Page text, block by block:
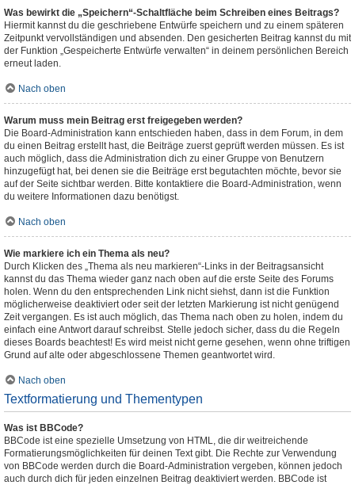
Was bewirkt die „Speichern“-Schaltfläche beim Schreiben eines Beitrags?
Hiermit kannst du die geschriebene Entwürfe speichern und zu einem späteren
Zeitpunkt vervollständigen und absenden. Den gesicherten Beitrag kannst du mit
der Funktion „Gespeicherte Entwürfe verwalten“ in deinem persönlichen Bereich
erneut laden.
Nach oben
Warum muss mein Beitrag erst freigegeben werden?
Die Board-Administration kann entschieden haben, dass in dem Forum, in dem
du einen Beitrag erstellt hast, die Beiträge zuerst geprüft werden müssen. Es ist
auch möglich, dass die Administration dich zu einer Gruppe von Benutzern
hinzugefügt hat, bei denen sie die Beiträge erst begutachten möchte, bevor sie
auf der Seite sichtbar werden. Bitte kontaktiere die Board-Administration, wenn
du weitere Informationen dazu benötigst.
Nach oben
Wie markiere ich ein Thema als neu?
Durch Klicken des „Thema als neu markieren“-Links in der Beitragsansicht
kannst du das Thema wieder ganz nach oben auf die erste Seite des Forums
holen. Wenn du den entsprechenden Link nicht siehst, dann ist die Funktion
möglicherweise deaktiviert oder seit der letzten Markierung ist nicht genügend
Zeit vergangen. Es ist auch möglich, das Thema nach oben zu holen, indem du
einfach eine Antwort darauf schreibst. Stelle jedoch sicher, dass du die Regeln
dieses Boards beachtest! Es wird meist nicht gerne gesehen, wenn ohne triftigen
Grund auf alte oder abgeschlossene Themen geantwortet wird.
Nach oben
Textformatierung und Thementypen
Was ist BBCode?
BBCode ist eine spezielle Umsetzung von HTML, die dir weitreichende
Formatierungsmöglichkeiten für deinen Text gibt. Die Rechte zur Verwendung
von BBCode werden durch die Board-Administration vergeben, können jedoch
auch durch dich für jeden einzelnen Beitrag deaktiviert werden. BBCode ist